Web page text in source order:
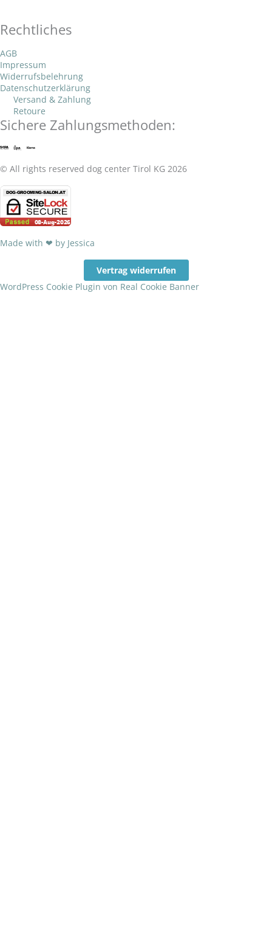
n
e
e
l
o
p
e
s
a
p
p
a
c
e
b
o
o
k
-
n
t
a
g
r
a
m
Rechtliches
AGB
Impressum
Widerrufsbelehrung
Datenschutzerklärung
Versand & Zahlung
Retoure
Sichere Zahlungsmethoden:
© All rights reserved dog center Tirol KG 2026
Made with ❤ by Jessica
Vertrag widerrufen
WordPress Cookie Plugin von Real Cookie Banner